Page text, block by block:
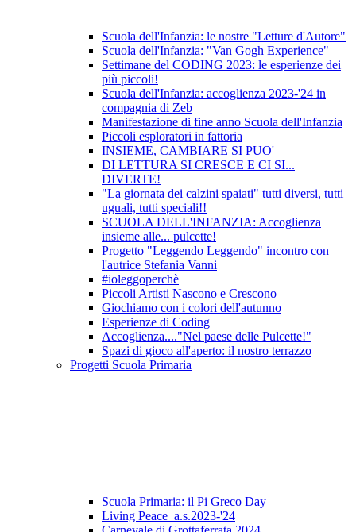
Scuola dell'Infanzia: le nostre "Letture d'Autore"
Scuola dell'Infanzia: "Van Gogh Experience"
Settimane del CODING 2023: le esperienze dei
più piccoli!
Scuola dell'Infanzia: accoglienza 2023-'24 in
compagnia di Zeb
Manifestazione di fine anno Scuola dell'Infanzia
Piccoli esploratori in fattoria
INSIEME, CAMBIARE SI PUO'
DI LETTURA SI CRESCE E CI SI...
DIVERTE!
"La giornata dei calzini spaiati" tutti diversi, tutti
uguali, tutti speciali!!
SCUOLA DELL'INFANZIA: Accoglienza
insieme alle... pulcette!
Progetto "Leggendo Leggendo" incontro con
l'autrice Stefania Vanni
#ioleggoperchè
Piccoli Artisti Nascono e Crescono
Giochiamo con i colori dell'autunno
Esperienze di Coding
Accoglienza...."Nel paese delle Pulcette!"
Spazi di gioco all'aperto: il nostro terrazzo
Progetti Scuola Primaria
Scuola Primaria: il Pi Greco Day
Living Peace_a.s.2023-'24